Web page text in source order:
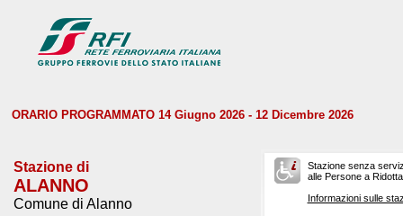
ORARIO PROGRAMMATO 14 Giugno 2026 - 12 Dicembre 2026
Stazione di
ALANNO
Comune di Alanno
Stazione senza
alle Persone a
Informazioni sulle